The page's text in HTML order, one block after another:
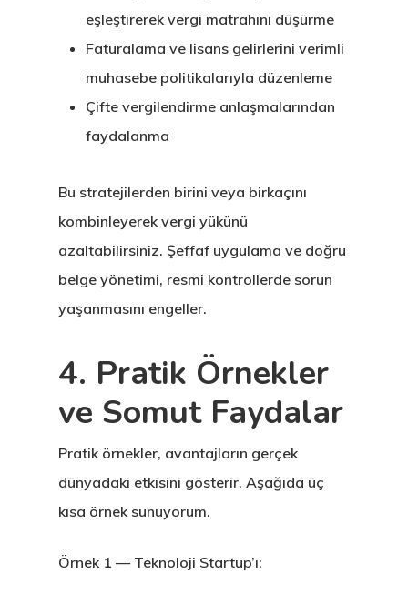
eşleştirerek vergi matrahını düşürme
Faturalama ve lisans gelirlerini verimli
muhasebe politikalarıyla düzenleme
Çifte vergilendirme anlaşmalarından
faydalanma
Bu stratejilerden birini veya birkaçını
kombinleyerek vergi yükünü
azaltabilirsiniz. Şeffaf uygulama ve doğru
belge yönetimi, resmi kontrollerde sorun
yaşanmasını engeller.
4. Pratik Örnekler
ve Somut Faydalar
Pratik örnekler, avantajların gerçek
dünyadaki etkisini gösterir. Aşağıda üç
kısa örnek sunuyorum.
Örnek 1 — Teknoloji Startup’ı:Avrupa Birliği